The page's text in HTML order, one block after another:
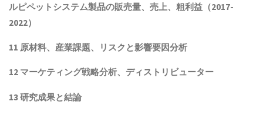
ルピペットシステム製品の販売量、売上、粗利益（2017-
2022）
11 原材料、産業課題、リスクと影響要因分析
12 マーケティング戦略分析、ディストリビューター
13 研究成果と結論